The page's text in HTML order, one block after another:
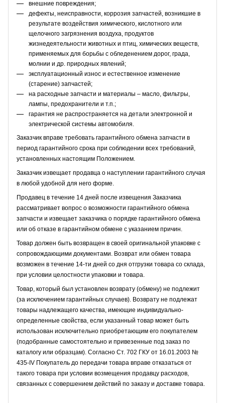
внешние повреждения;
дефекты, неисправности, коррозия запчастей, возникшие в
результате воздействия химического, кислотного или
щелочного загрязнения воздуха, продуктов
жизнедеятельности животных и птиц, химических веществ,
применяемых для борьбы с обледенением дорог, града,
молнии и др. природных явлений;
эксплуатационный износ и естественное изменение
(старение) запчастей;
на расходные запчасти и материалы – масло, фильтры,
лампы, предохранители и т.п.;
гарантия не распространяется на детали электронной и
электрической системы автомобиля.
Заказчик вправе требовать гарантийного обмена запчасти в
период гарантийного срока при соблюдении всех требований,
установленных настоящим Положением.
Заказчик извещает продавца о наступлении гарантийного случая
в любой удобной для него форме.
Продавец в течение 14 дней после извещения Заказчика
рассматривает вопрос о возможности гарантийного обмена
запчасти и извещает заказчика о порядке гарантийного обмена
или об отказе в гарантийном обмене с указанием причин.
Товар должен быть возвращен в своей оригинальной упаковке с
сопровождающими документами. Возврат или обмен товара
возможен в течение 14-ти дней со дня отгрузки товара со склада,
при условии целостности упаковки и товара.
Товар, который был установлен возврату (обмену) не подлежит
(за исключением гарантийных случаев). Возврату не подлежат
товары надлежащего качества, имеющие индивидуально-
определенные свойства, если указанный товар может быть
использован исключительно приобретающим его покупателем
(подобранные самостоятельно и привезенные под заказ по
каталогу или образцам). Согласно Ст. 702 ГКУ от 16.01.2003 №
435-IV Покупатель до передачи товара вправе отказаться от
такого товара при условии возмещения продавцу расходов,
связанных с совершением действий по заказу и доставке товара.